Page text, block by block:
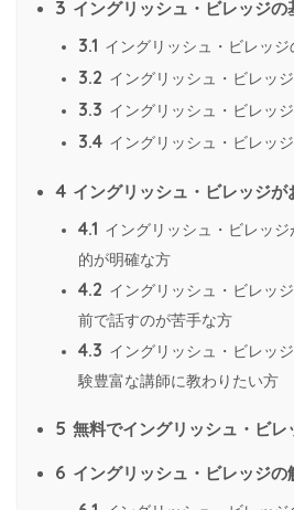
3 イングリッシュ・ビレッジの
3.1 イングリッシュ・ビレッジ
3.2 イングリッシュ・ビレッ
3.3 イングリッシュ・ビレッ
3.4 イングリッシュ・ビレッ
4 イングリッシュ・ビレッジが
4.1 イングリッシュ・ビレッ
的が明確な方
4.2 イングリッシュ・ビレッ
前で話すのが苦手な方
4.3 イングリッシュ・ビレッ
験豊富な講師に教わりたい方
5 無料でイングリッシュ・ビレ
6 イングリッシュ・ビレッジの